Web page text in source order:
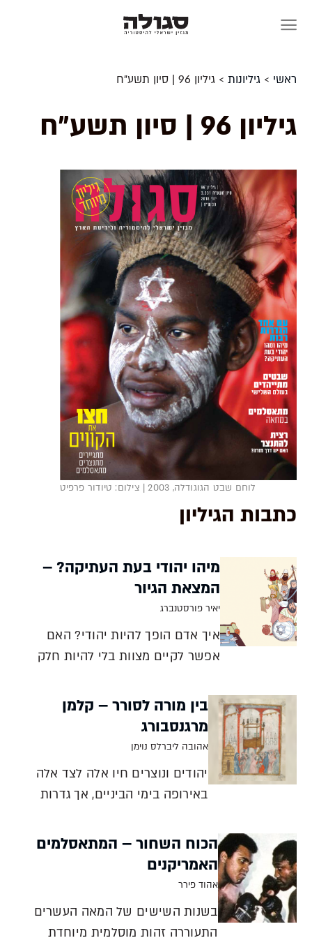
ראשי >גיליונות >גיליון 96 | סיון תשע"ח
גיליון 96 | סיון תשע"ח
לוחם שבט הגוגודלה, 2003 | צילום: טיודור פרפיט
כתבות הגיליון
מיהו יהודי בעת העתיקה? –
המצאת הגיור
יאיר פורסטנברג
איך אדם הופך להיות יהודי? האם
אפשר לקיים מצוות בלי להיות חלק
שכבשה אזורים חדשים הייתה צריכה
למול את הנכבשים? שאלות אלה
ואחרות שנשאלו בעת העתיקה
היהודית יאיר פורסטנברג
בין מורה לסורר – קלמן
מרגנסבורג
אהובה ליברלס נוימן
יהודים ונוצרים חיו אלה לצד אלה
באירופה בימי הביניים, אך גדרות
ניתן לשבת על הגדר גם כשהיא
גבוהה כל כך מבלי להסתכן בנפילה?
סיפורו של קלמן מרגנסבורג בוחן
וניסה את החיים הנוצריים. האם הי
הכוח השחור – המתאסלמים
האמריקנים
אהוד פירר
בשנות השישים של המאה העשרים
התעוררה זהות מוסלמית מיוחדת